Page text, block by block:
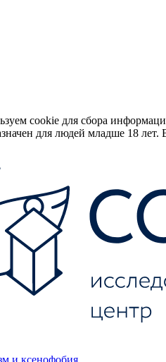
cookie для сбора
для людей младше 18 лет.